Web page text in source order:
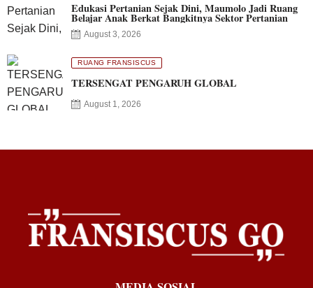
Edukasi Pertanian Sejak Dini, Maumolo Jadi Ruang
Belajar Anak Berkat Bangkitnya Sektor Pertanian
August 3, 2026
RUANG FRANSISCUS
TERSENGAT PENGARUH GLOBAL
August 1, 2026